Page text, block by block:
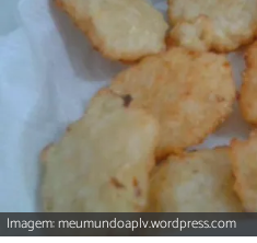
Imagem: meumundoaplv.wordpress.com